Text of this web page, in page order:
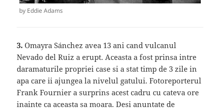
by Eddie Adams
3. Omayra Sánchez avea 13 ani cand vulcanul
Nevado del Ruiz a erupt. Aceasta a fost prinsa intre
daramaturile propriei case si a stat timp de 3 zile in
apa care ii ajungea la nivelul gatului. Fotoreporterul
Frank Fournier a surprins acest cadru cu cateva ore
inainte ca aceasta sa moara. Desi anuntate de